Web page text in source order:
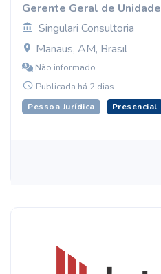
Gerente Geral de Unidade
Singulari Consultoria
Manaus, AM, Brasil
Não informado
Publicada há 2 dias
Pessoa Jurídica Presencial